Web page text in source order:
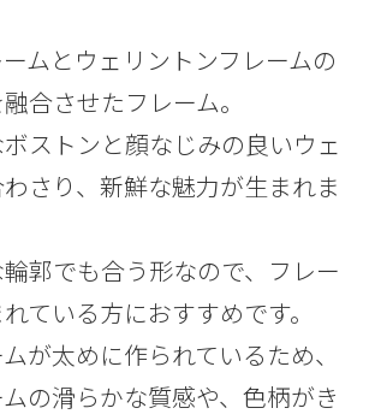
ムとウェリントンフレームの
合させたフレーム。
ストンと顔なじみの良いウェ
さり、新鮮な魅力が生まれま
郭でも合う形なので、フレー
ている方におすすめです。
が太めに作られているため、
の滑らかな質感や、色柄がき